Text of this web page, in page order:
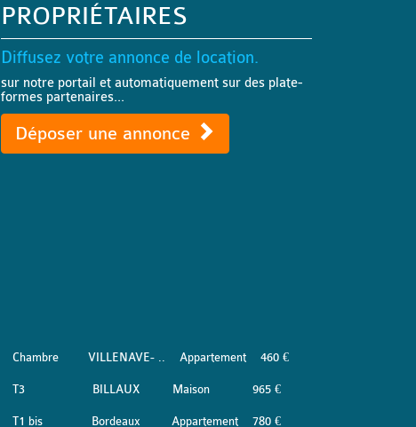
PROPRIÉTAIRES
Diffusez votre annonce de location.
sur notre portail et automatiquement sur des plate-
formes partenaires...
Déposer une annonce
Chambre VILLENAVE- .. Appartement 460 €
T3 BILLAUX Maison 965 €
T1 bis Bordeaux Appartement 780 €